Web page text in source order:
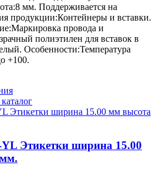
мм. Поддерживается на
продукции:Контейнеры и вставки.
провода и
полиэтилен для вставок в
Особенности:Температура
+100.
YL Этикетки ширина 15.00